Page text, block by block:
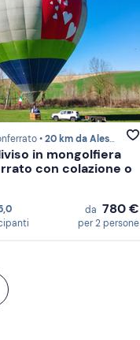
•20 km da Alessandria
in mongolfiera
con colazione o
da 780 €
per 2 persone